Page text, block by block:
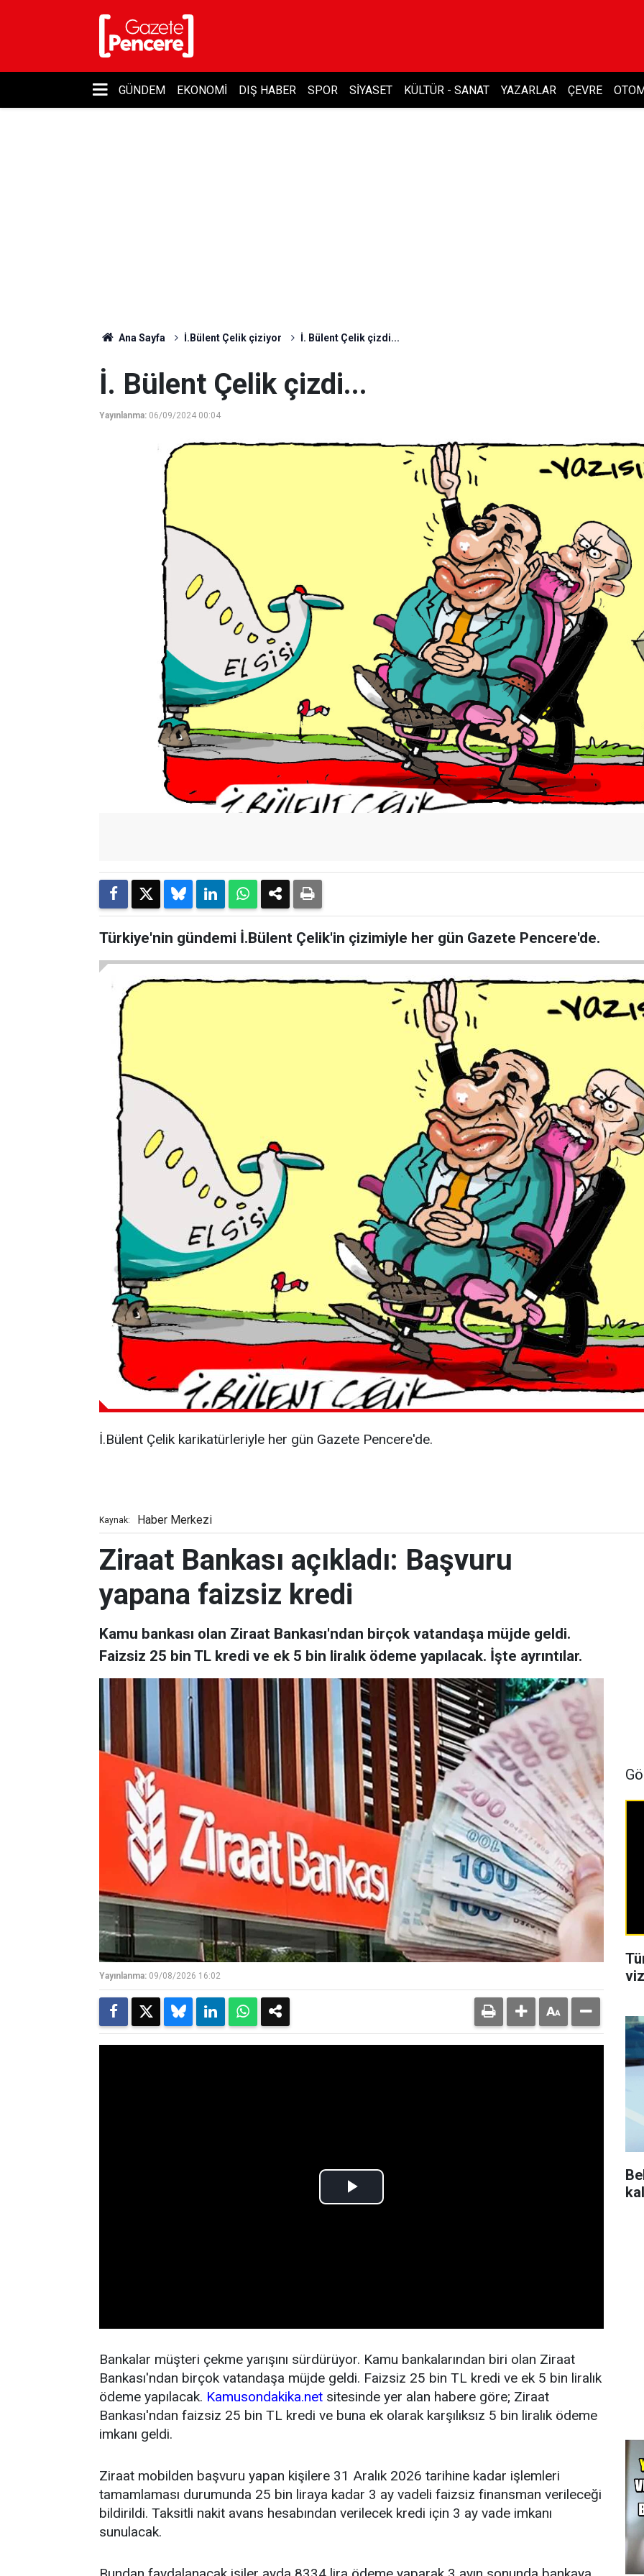
GÜNDEM EKONOMI DIŞ HABER SPOR SIYASET KÜLTÜR - SANAT YAZARLAR ÇEVRE
Ana Sayfa İ.Bülent Çelik çiziyor İ. Bülent Çelik çizdi...
İ. Bülent Çelik çizdi...
Yayınlanma: 06/09/2024 00:04
Türkiye'nin gündemi İ.Bülent Çelik'in çizimiyle her gün Gazete Pencere'de.
İ.Bülent Çelik karikatürleriyle her gün Gazete Pencere'de.
Kaynak: Haber Merkezi
Ziraat Bankası açıkladı: Başvuru
yapana faizsiz kredi
Kamu bankası olan Ziraat Bankası'ndan birçok vatandaşa müjde geldi.
Faizsiz 25 bin TL kredi ve ek 5 bin liralık ödeme yapılacak. İşte ayrıntılar.
Yayınlanma: 09/08/2026 16:02
Bankalar müşteri çekme yarışını sürdürüyor. Kamu bankalarından biri olan Ziraat
Bankası'ndan birçok vatandaşa müjde geldi. Faizsiz 25 bin TL kredi ve ek 5 bin liralık
ödeme yapılacak. Kamusondakika.net sitesinde yer alan habere göre; Ziraat
Bankası'ndan faizsiz 25 bin TL kredi ve buna ek olarak karşılıksız 5 bin liralık ödeme
imkanı geldi.
Ziraat mobilden başvuru yapan kişilere 31 Aralık 2026 tarihine kadar işlemleri
tamamlaması durumunda 25 bin liraya kadar 3 ay vadeli faizsiz finansman verileceği
bildirildi. Taksitli nakit avans hesabından verilecek kredi için 3 ay vade imkanı
sunulacak.